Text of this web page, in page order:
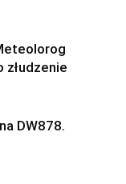
złudzenie
DW878.